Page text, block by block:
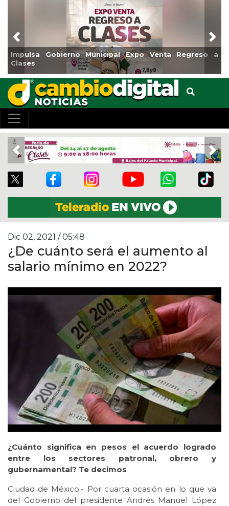
Expo Venta Regreso a
Reabrirá Coatzacoalcos
Centro
Previous
Previous
Dic 02, 2021 / 05:48
¿De cuánto será el aumento al
salario mínimo en 2022?
¿Cuánto significa en pesos el acuerdo logrado
entre los sectores patronal, obrero y
gubernamental? Te decimos
Ciudad de México.- Por cuarta ocasión en lo que va
del Gobierno del presidente Andrés Manuel López